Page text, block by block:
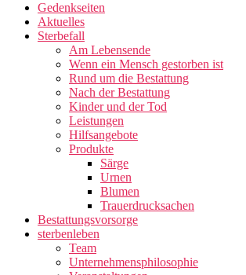
Gedenkseiten
Aktuelles
Sterbefall
Am Lebensende
Wenn ein Mensch gestorben ist
Rund um die Bestattung
Nach der Bestattung
Kinder und der Tod
Leistungen
Hilfsangebote
Produkte
Särge
Urnen
Blumen
Trauerdrucksachen
Bestattungsvorsorge
sterbenleben
Team
Unternehmensphilosophie